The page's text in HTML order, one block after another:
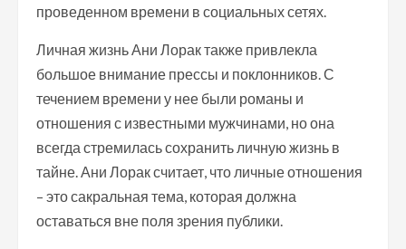
проведенном времени в социальных сетях.
Личная жизнь Ани Лорак также привлекла
большое внимание прессы и поклонников. С
течением времени у нее были романы и
отношения с известными мужчинами, но она
всегда стремилась сохранить личную жизнь в
тайне. Ани Лорак считает, что личные отношения
– это сакральная тема, которая должна
оставаться вне поля зрения публики.